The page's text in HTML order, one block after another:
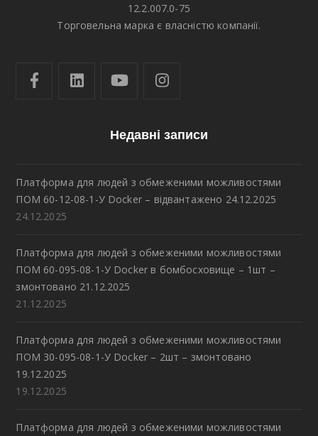
12.2.007.0-75
Торговельна марка є власністю компанії.
Недавні записи
Платформа для людей з обмеженими можливостями
ПОМ 60-12-08-1-У Docker – відвантажено 24.12.2025
24.12.2025
Платформа для людей з обмеженими можливостями
ПОМ 60-095-08-1-У Docker в бомбосховище – 1шт –
змонтовано 21.12.2025
21.12.2025
Платформа для людей з обмеженими можливостями
ПОМ 30-095-08-1-У Docker – 2шт – змонтовано
19.12.2025
19.12.2025
Платформа для людей з обмеженими можливостями